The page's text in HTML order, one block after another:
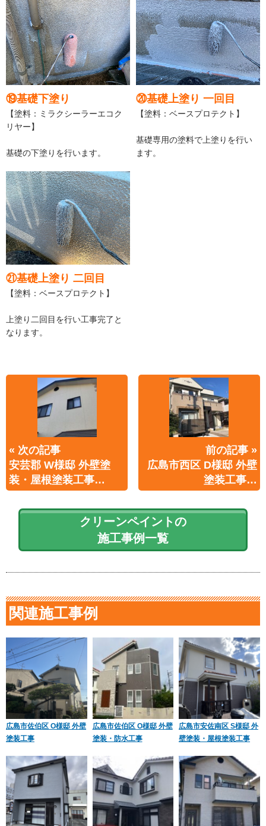
⑲基礎下塗り
【塗料：ミラクシーラーエコク
リヤー】
基礎の下塗りを行います。
⑳基礎上塗り 一回目
【塗料：ベースプロテクト】
基礎専用の塗料で上塗りを行い
ます。
㉑基礎上塗り 二回目
【塗料：ベースプロテクト】
上塗り二回目を行い工事完了と
なります。
« 次の記事
安芸郡 W様邸 外壁塗
装・屋根塗装工事…
前の記事 »
広島市西区 D様邸 外壁
塗装工事…
クリーンペイントの
施工事例一覧
関連施工事例
広島市佐伯区 O様邸 外壁
塗装工事
広島市佐伯区 O様邸 外壁
塗装・防水工事
広島市安佐南区 S様邸 外
壁塗装・屋根塗装工事